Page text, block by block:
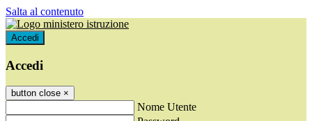
Salta al contenuto
Accedi
Accedi
button close ×
Nome Utente